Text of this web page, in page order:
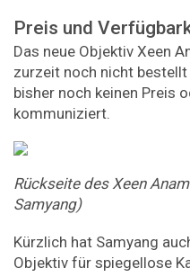
Preis und
Das neue Objektiv Xeen
zurzeit noch nicht
bisher noch keinen Preis
kommuniziert.
Rückseite des Xeen
Samyang)
Kürzlich hat Samyang
Objektiv für spiegellose